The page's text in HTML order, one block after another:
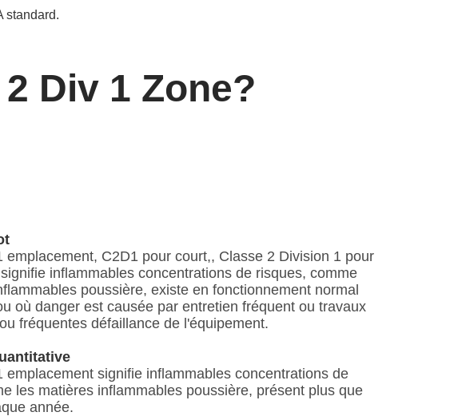
standard.
Div 1 Zone?
emplacement, C2D1 pour court,, Classe 2 Division 1 pour
inflammables concentrations de risques, comme
poussière, existe en fonctionnement normal
où danger est causée par entretien fréquent ou travaux
fréquentes défaillance de l'équipement.
emplacement signifie inflammables concentrations de
les matières inflammables poussière, présent plus que
année.